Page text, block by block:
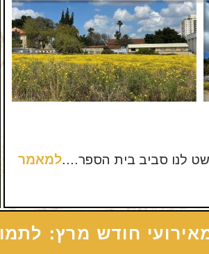
לנו סביב בית הספר….למאמר
חודש מרץ: